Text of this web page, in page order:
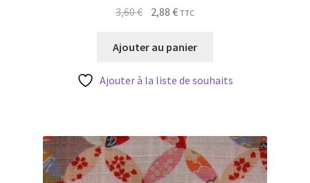
3,60€ Le
initial
3,60 €.
2,88€Le
actuel
2,88 €.
TTC
Ajouter au panier
Ajouter à la liste de souhaits